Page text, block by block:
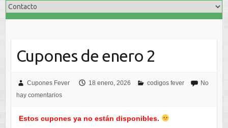
Cupones de enero 2
Cupones Fever 18 enero, 2026 codigos fever
No
hay comentarios
Estos cupones ya no están disponibles.